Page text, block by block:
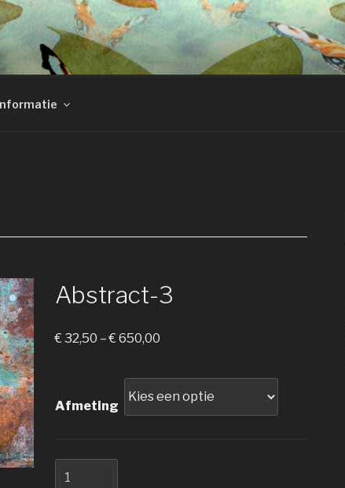
MARIJKE VAN LOON
Abstract-3
€ 32,50 –€ 650,00
Afmeting